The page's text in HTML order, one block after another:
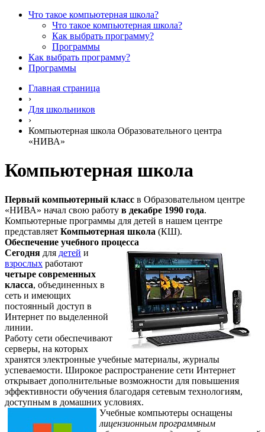
Что такое компьютерная школа?
Что такое компьютерная школа?
Как выбрать программу?
Программы
Как выбрать программу?
Программы
Главная страница
›
Для школьников
›
Компьютерная школа Образовательного центра
«НИВА»
Компьютерная школа
Первый компьютерный класс в Образовательном центре
«НИВА» начал свою работу в декабре 1990 года.
Компьютерные программы для детей в нашем центре
представляет Компьютерная школа (КШ).
Обеспечение учебного процесса
Сегодня для детей и
взрослых работают
четыре современных
класса, объединенных в
сеть и имеющих
постоянный доступ в
Интернет по выделенной
линии.
Работу сети обеспечивают
серверы, на которых
хранятся электронные учебные материалы, журналы
успеваемости. Широкое распространение сети Интернет
открывает дополнительные возможности для повышения
эффективности обучения благодаря сетевым технологиям,
доступным в домашних условиях.
Учебные компьютеры оснащены
лицензионным программным